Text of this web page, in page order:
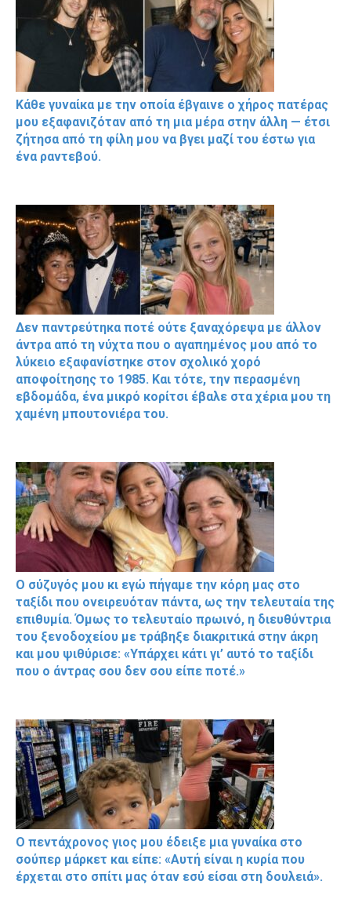
Κάθε γυναίκα με την οποία έβγαινε ο χήρος πατέρας
μου εξαφανιζόταν από τη μια μέρα στην άλλη — έτσι
ζήτησα από τη φίλη μου να βγει μαζί του έστω για
ένα ραντεβού.
Δεν παντρεύτηκα ποτέ ούτε ξαναχόρεψα με άλλον
άντρα από τη νύχτα που ο αγαπημένος μου από το
λύκειο εξαφανίστηκε στον σχολικό χορό
αποφοίτησης το 1985. Και τότε, την περασμένη
εβδομάδα, ένα μικρό κορίτσι έβαλε στα χέρια μου τη
χαμένη μπουτονιέρα του.
Ο σύζυγός μου κι εγώ πήγαμε την κόρη μας στο
ταξίδι που ονειρευόταν πάντα, ως την τελευταία της
επιθυμία. Όμως το τελευταίο πρωινό, η διευθύντρια
του ξενοδοχείου με τράβηξε διακριτικά στην άκρη
και μου ψιθύρισε: «Υπάρχει κάτι γι’ αυτό το ταξίδι
που ο άντρας σου δεν σου είπε ποτέ.»
Ο πεντάχρονος γιος μου έδειξε μια γυναίκα στο
σούπερ μάρκετ και είπε: «Αυτή είναι η κυρία που
έρχεται στο σπίτι μας όταν εσύ είσαι στη δουλειά».